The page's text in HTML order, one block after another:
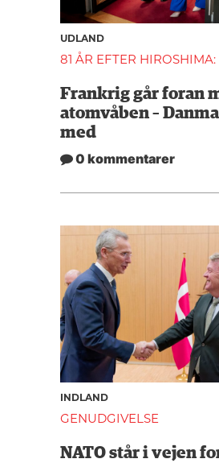
UDLAND
81 ÅR EFTER HIROSHIMA:
Frankrig går foran
atomvåben –
med
0 kommentarer
INDLAND
GENUDGIVELSE
NATO står i vejen